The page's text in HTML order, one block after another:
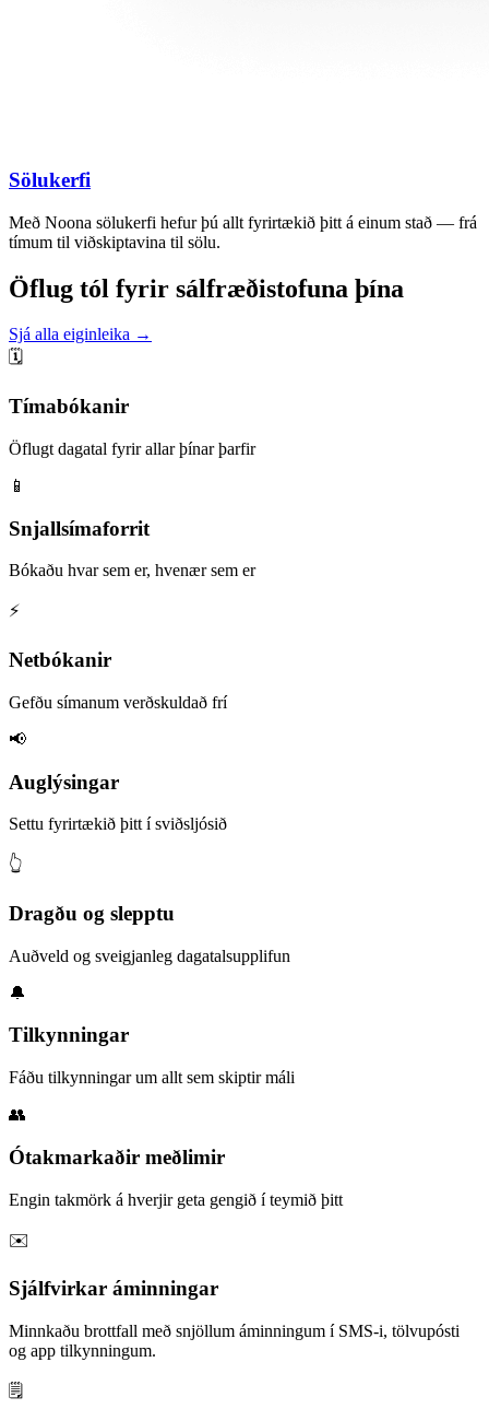
Sölukerfi
Með Noona sölukerfi hefur þú allt fyrirtækið þitt á einum stað — frá
tímum til viðskiptavina til sölu.
Öflug tól fyrir sálfræðistofuna þína
Sjá alla eiginleika →
🗓️
Tímabókanir
Öflugt dagatal fyrir allar þínar þarfir
📱
Snjallsímaforrit
Bókaðu hvar sem er, hvenær sem er
⚡️
Netbókanir
Gefðu símanum verðskuldað frí
📢
Auglýsingar
Settu fyrirtækið þitt í sviðsljósið
👆
Dragðu og slepptu
Auðveld og sveigjanleg dagatalsupplifun
🔔
Tilkynningar
Fáðu tilkynningar um allt sem skiptir máli
👥
Ótakmarkaðir meðlimir
Engin takmörk á hverjir geta gengið í teymið þitt
✉️
Sjálfvirkar áminningar
Minnkaðu brottfall með snjöllum áminningum í SMS-i, tölvupósti
og app tilkynningum.
🗒️